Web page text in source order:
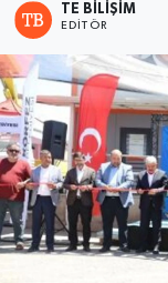
TE BILIŞIM
EDITÖR